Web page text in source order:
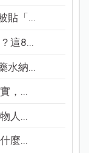
貼「...
這8...
水納...
，...
人...
麼...